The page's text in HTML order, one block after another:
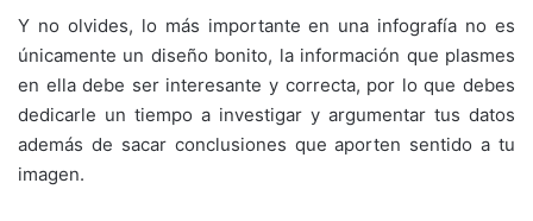
Y no olvides, lo más importante en una infografía no es
únicamente un diseño bonito, la información que plasmes
en ella debe ser interesante y correcta, por lo que debes
dedicarle un tiempo a investigar y argumentar tus datos
además de sacar conclusiones que aporten sentido a tu
imagen.